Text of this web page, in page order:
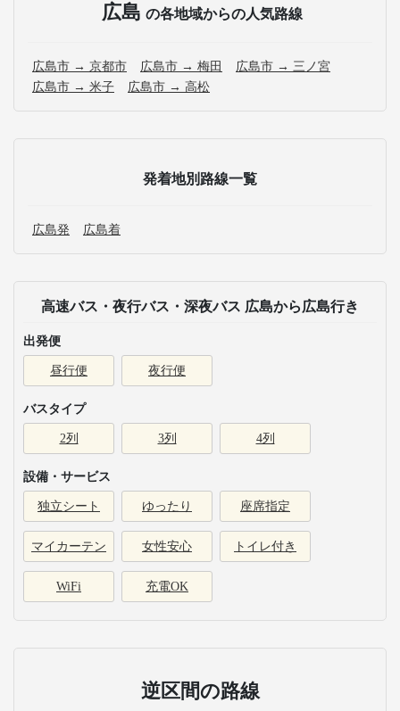
広島 の各地域からの人気路線
広島市 → 京都市 広島市 → 梅田
広島市 → 三ノ宮
広島市 → 米子
広島市 → 高松
発着地別路線一覧
広島発 広島着
高速バス・夜行バス・深夜バス 広島から広島行き
出発便
昼行便 夜行便
バスタイプ
2列 3列 4列
設備・サービス
独立シート ゆったり 座席指定
マイカーテン 女性安心 トイレ付き
WiFi 充電OK
逆区間の路線